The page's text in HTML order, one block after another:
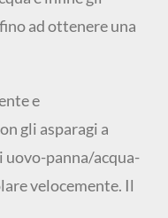
ad ottenere una
e
gli asparagi a
uovo-panna/acqua-
velocemente. Il